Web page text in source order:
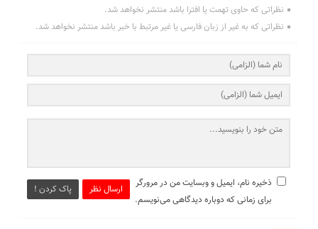
نظراتی که حاوی تهمت یا افترا باشد منتشر نخواهد شد.
نظراتی که به غیر از زبان فارسی یا غیر مرتبط با خبر باشد منتشر نخواهد شد.
ارسال نظر پاک کردن !
ذخیره نام، ایمیل و وبسایت من در مرورگر
برای زمانی که دوباره دیدگاهی می‌نویسم.